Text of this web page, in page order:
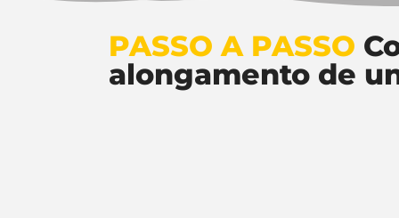
PASSO A PASSO
alongamento de